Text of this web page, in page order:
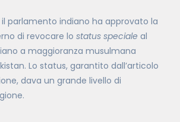
il parlamento indiano ha approvato la
di revocare lo status speciale al
a maggioranza musulmana
Lo status, garantito dall’articolo
dava un grande livello di